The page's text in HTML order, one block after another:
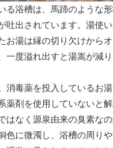
る浴槽は、馬蹄のような
吐出されています。湯使
お湯は縁の切り欠けから
一度溢れ出すと湯嵩が減
毒薬を投入しているお
薬剤を使用していないと
なく源泉由来の臭素なの
色に微濁し、浴槽の周り